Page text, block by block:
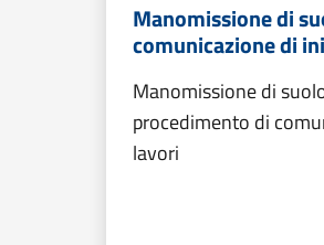
Manomissione di
comunicazione di
Manomissione di
procedimento di
lavori